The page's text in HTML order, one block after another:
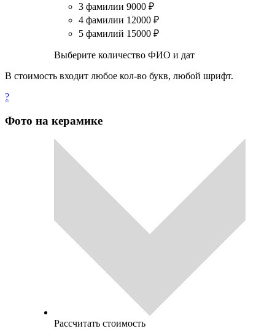
3 фамилии 9000 ₽
4 фамилии 12000 ₽
5 фамилий 15000 ₽
Выберите количество ФИО и дат
В стоимость входит любое кол-во букв, любой шрифт.
?
Фото на керамике
Рассчитать стоимость